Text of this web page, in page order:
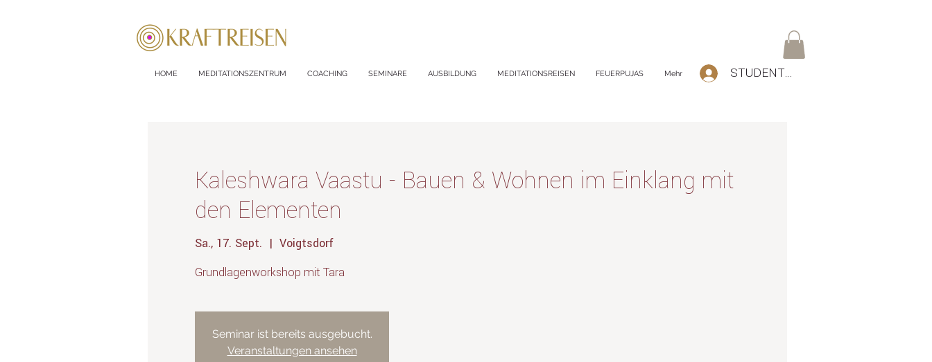
HOME MEDITATIONSZENTRUM COACHING SEMINARE AUSBILDUNG MEDITATIONSREISEN FEUERPUJAS Mehr STUDENTEN Log-In
Kaleshwara Vaastu - Bauen & Wohnen im Einklang mit
den Elementen
Sa., 17. Sept.
  |
Voigtsdorf
Grundlagenworkshop mit Tara
Seminar ist bereits ausgebucht.
Veranstaltungen ansehen